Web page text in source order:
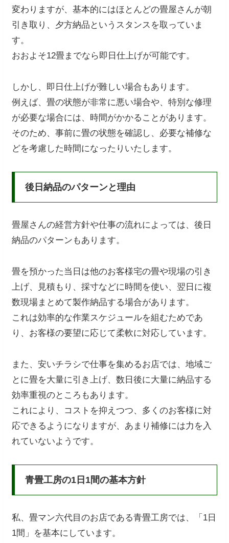
変わりますが、基本的にはほとんどの畳屋さんが朝
引き取り、夕方納品というスタンスを取っていま
す。
おおよそ12畳までなら即日仕上げが可能です。
しかし、即日仕上げが難しい場合もあります。
例えば、畳の状態が非常に悪い場合や、特別な修理
が必要な場合には、時間がかかることがあります。
そのため、事前に畳の状態を確認し、必要な補修な
どを考慮した時間になったりいたします。
後日納品のパターンと理由
畳屋さんの経営方針や仕事の流れによっては、後日
納品のパターンもあります。
畳を預かった当日は他のお客様宅の畳や現場の引き
上げ、見積もり、採寸などに時間を使い、翌日に複
数現場まとめて製作納品する場合があります。
これは効率的な作業スケジュールを組むためであ
り、お客様の要望に応じて柔軟に対応しています。
また、安いチラシで仕事を集めるお店では、地域ご
とに畳を大量に引き上げ、数日後に大量に納品する
効率重視のところもあります。
これにより、コストを抑えつつ、多くのお客様に対
応できるようになりますが、あまり補修には力を入
れていないようです。
青畳工房の1日1間の基本方針
私、畳マン六代目のお店である青畳工房では、「1日
1間」を基本にしています。